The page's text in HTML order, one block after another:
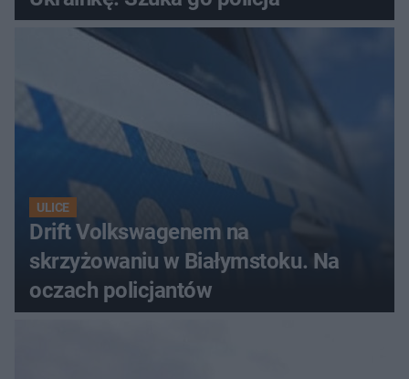
ULICE
Drift Volkswagenem na
skrzyżowaniu w Białymstoku. Na
oczach policjantów